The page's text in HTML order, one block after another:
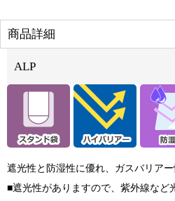
商品詳細
ALP
遮光性と防湿性に優れ、ガスバリア
■遮光性がありますので、紫外線など